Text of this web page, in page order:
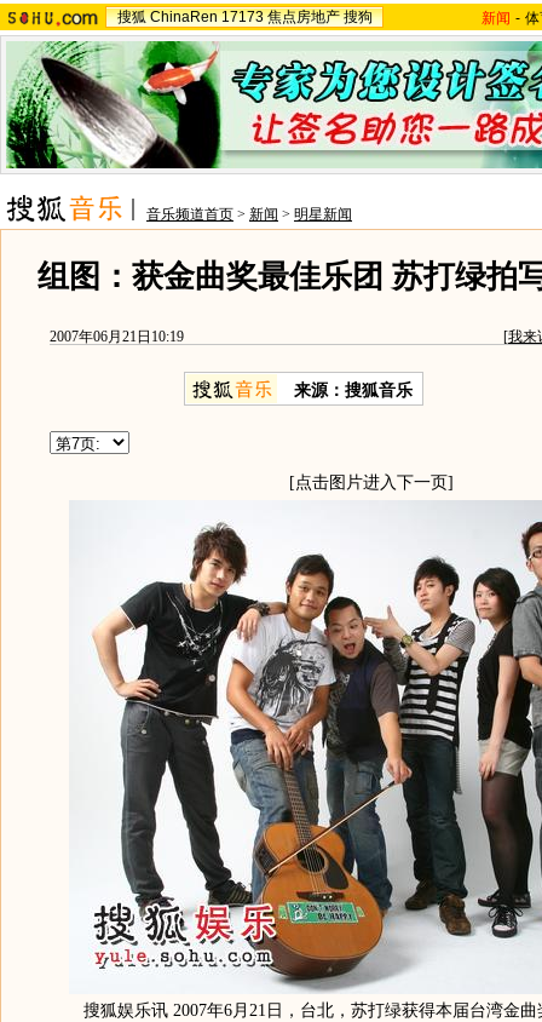
搜狐 ChinaRen 17173 焦点房地产 搜狗 新闻 -
音乐频道首页 > 新闻 > 明星新闻
组图：获金曲奖最佳乐团 苏打绿拍
2007年06月21日10:19 [我来
来源：搜狐音乐
[点击图片进入下一页]
搜狐娱乐讯 2007年6月21日，台北，苏打绿获得本届台湾金曲